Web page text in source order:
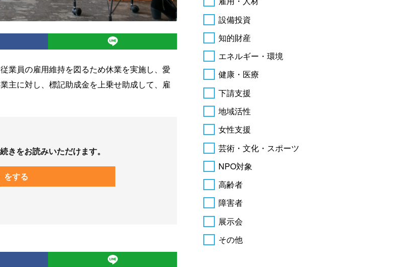
業員の雇用維持を図るため休業を実施し、愛
主に対し、標記助成金を上乗せ助成して、雇
きをお読みいただけます。
をする
設備投資
知的財産
エネルギー・環境
健康・医療
下請支援
地域活性
女性支援
芸術・文化・スポーツ
NPO対象
高齢者
障害者
展示会
その他